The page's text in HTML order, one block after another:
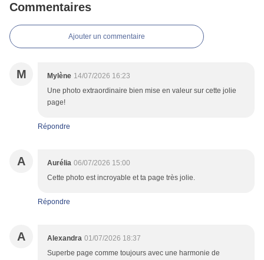
Commentaires
Ajouter un commentaire
M Mylène 14/07/2026 16:23
Une photo extraordinaire bien mise en valeur sur cette jolie
page!
Répondre
A Aurélia 06/07/2026 15:00
Cette photo est incroyable et ta page très jolie.
Répondre
A Alexandra 01/07/2026 18:37
Superbe page comme toujours avec une harmonie de